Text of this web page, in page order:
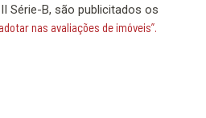
Série-B, são publicitados os
nas avaliações de imóveis”.